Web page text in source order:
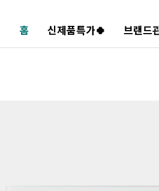
홈 신제품특가🍀 브랜드